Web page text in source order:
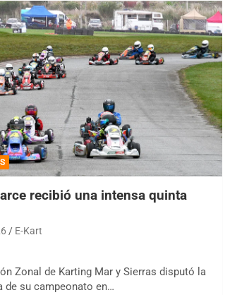
recibió una intensa quinta
E-Kart
Zonal de Karting Mar y Sierras disputó la
de su campeonato en…